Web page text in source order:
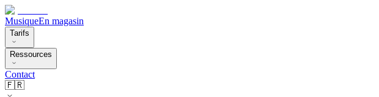
MusiqueEn magasin
Tarifs
Ressources
Contact
🇫🇷